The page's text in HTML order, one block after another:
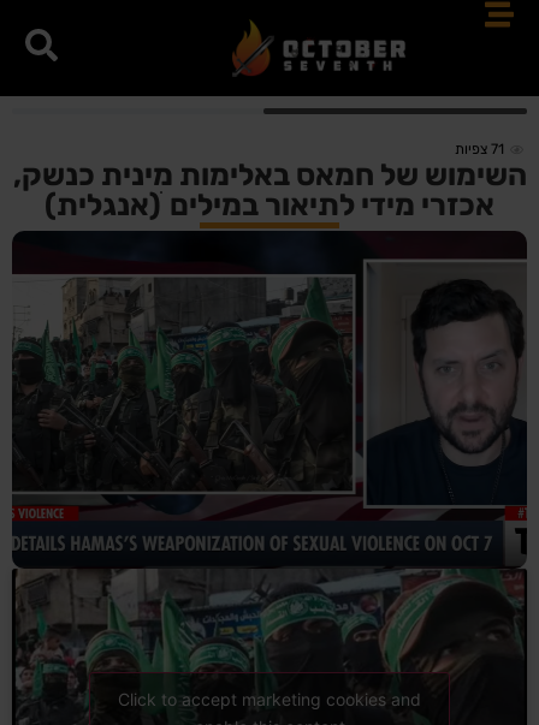
71צפיות
השימוש של חמאס באלימות מינית כנשק,
אכזרי מידי לתיאור במילים ׁ(אנגלית)
Click to accept marketing cookies and